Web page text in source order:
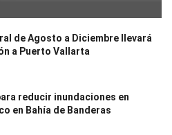
de Agosto a Diciembre llevará
a Puerto Vallarta
reducir inundaciones en
en Bahía de Banderas